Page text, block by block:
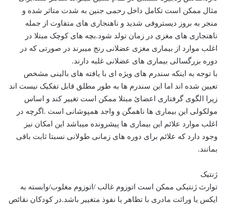
مثال ممکن است تکامل داخل رحمی جنین به شدت متاثر شده و
منجر به بروز دیستروفی شدید و ناهنجاری های متفاوت از جمله
ناهنجاری های مغزی در زمان تولد شود.بچه های کوچک مبتلا در
اغلب موارد از بیماری مغزی عضلانی رنج میبرند در صورتی که در
دوره بزرگسالی بیماری های عضلانی غلبه دارند.
با توجه به اینکه سندرم های ویژه ای با یافته های بالینی مشخص
تعیین شده اند اما این سندرم ها به طور مطلق قابل تفکیک نیست اند
زیرا الگوی گرفتاری اعضائ مبتلا ممکن است تغییر کند و اساس
مولکولی این بیماری ها ناهمگن و واجد همپوشانی است .اگرچه در
اغلب موارد علائم این بیماری ها پیشرونده میباشد این امکان نیز
وجود دارد که علائم برای دوره های زمانی طولانی نسبتا ثابت باقی
بمانند.
ژنتیک
توارث ژنتیکی ممکن است اتوزوم غالب /اتوزوم مغلوب/وابسته به
ایکس یا وراثت مادری با تظاهر یا نفوذ متغییر باشد.در کودکان نقائص